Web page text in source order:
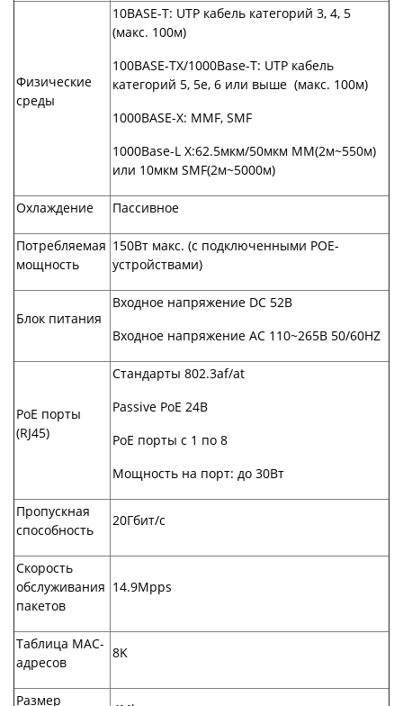
Физические
среды
10BASE-T: UTP кабель категорий 3, 4, 5
(макс. 100м)
100BASE-TX/1000Base-T: UTP кабель
категорий 5, 5e, 6 или выше (макс. 100м)
1000BASE-X: MMF, SMF
1000Base-L X:62.5мкм/50мкм MM(2м~550м)
или 10мкм SMF(2м~5000м)
Охлаждение Пассивное
Потребляемая
мощность
150Вт макс. (с подключенными POE-
устройствами)
Блок питания
Входное напряжение DC 52В
Входное напряжение AC 110~265В 50/60HZ
PoE порты
(RJ45)
Стандарты 802.3af/at
Passive PoE 24В
PoE порты с 1 по 8
Мощность на порт: до 30Вт
Пропускная
способность
20Гбит/с
Скорость
обслуживания
пакетов
14.9Mpps
Таблица MAC-
адресов
8K
Размер